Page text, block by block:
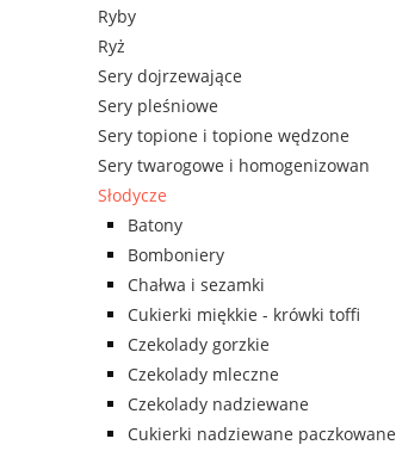
Ryby
Ryż
Sery dojrzewające
Sery pleśniowe
Sery topione i topione wędzone
Sery twarogowe i homogenizowan
Słodycze
Batony
Bomboniery
Chałwa i sezamki
Cukierki miękkie - krówki toffi
Czekolady gorzkie
Czekolady mleczne
Czekolady nadziewane
Cukierki nadziewane paczkowane